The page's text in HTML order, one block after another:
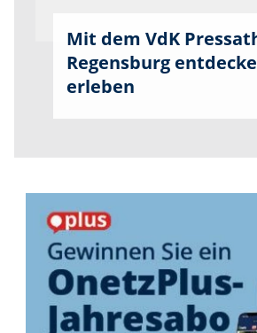
Mit dem VdK
Regensburg
erleben